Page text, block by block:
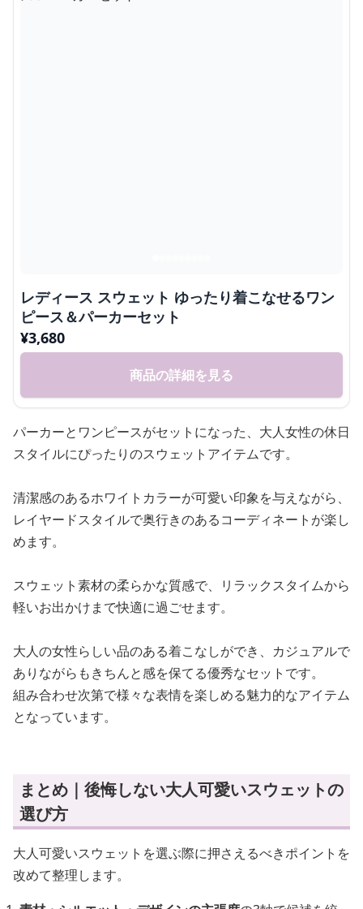
レディース スウェット ゆったり着こなせるワン
ピース＆パーカーセット
¥3,680
商品の詳細を見る
パーカーとワンピースがセットになった、大人女性の休日
スタイルにぴったりのスウェットアイテムです。
清潔感のあるホワイトカラーが可愛い印象を与えながら、
レイヤードスタイルで奥行きのあるコーディネートが楽し
めます。
スウェット素材の柔らかな質感で、リラックスタイムから
軽いお出かけまで快適に過ごせます。
大人の女性らしい品のある着こなしができ、カジュアルで
ありながらもきちんと感を保てる優秀なセットです。
組み合わせ次第で様々な表情を楽しめる魅力的なアイテム
となっています。
まとめ｜後悔しない大人可愛いスウェットの
選び方
大人可愛いスウェットを選ぶ際に押さえるべきポイントを
改めて整理します。